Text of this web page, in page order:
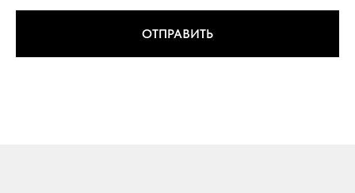
ОТПРАВИТЬ